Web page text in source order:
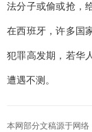
法分子或偷或抢，
在西班牙，许多国
犯罪高发期，若华
遭遇不测。
本网部分文稿源于网